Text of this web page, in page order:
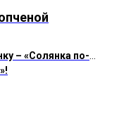
– «Солянка по-